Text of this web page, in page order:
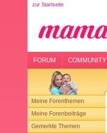
zur Startseite
FORUM COMMUNITY
Meine Forenthemen
Meine Forenbeiträge
Gemerkte Themen